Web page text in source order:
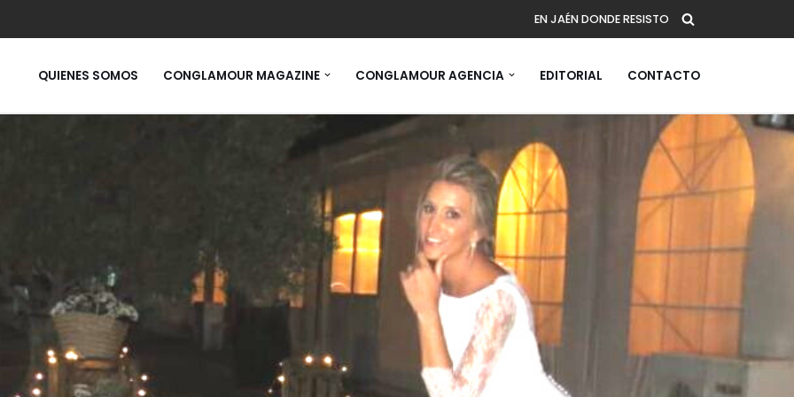
EN JAÉN DONDE RESISTO
QUIENES SOMOS CONGLAMOUR MAGAZINE CONGLAMOUR AGENCIA EDITORIAL CONTACTO